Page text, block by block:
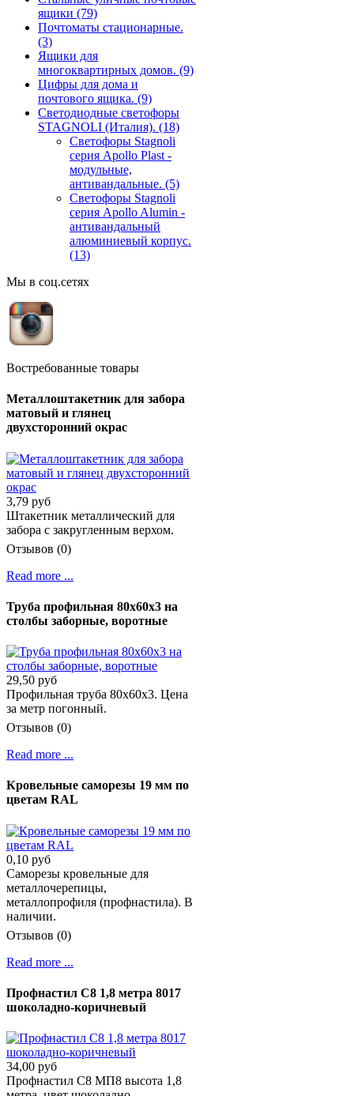
ящики (79)
Почтоматы стационарные.
(3)
Ящики для
многоквартирных домов. (9)
Цифры для дома и
почтового ящика. (9)
Светодиодные светофоры
STAGNOLI (Италия). (18)
Светофоры Stagnoli
серия Apollo Plast -
модульные,
антивандальные. (5)
Светофоры Stagnoli
серия Apollo Alumin -
антивандальный
алюминиевый корпус.
(13)
Мы в соц.сетях
Востребованные товары
Металлоштакетник для забора
матовый и глянец
двухсторонний окрас
3,79 руб
Штакетник металлический для
забора с закругленным верхом.
Отзывов (0)
Read more ...
Труба профильная 80х60х3 на
столбы заборные, воротные
29,50 руб
Профильная труба 80х60х3. Цена
за метр погонный.
Отзывов (0)
Read more ...
Кровельные саморезы 19 мм по
цветам RAL
0,10 руб
Саморезы кровельные для
металлочерепицы,
металлопрофиля (профнастила). В
наличии.
Отзывов (0)
Read more ...
Профнастил С8 1,8 метра 8017
шоколадно-коричневый
34,00 руб
Профнастил C8 МП8 высота 1,8